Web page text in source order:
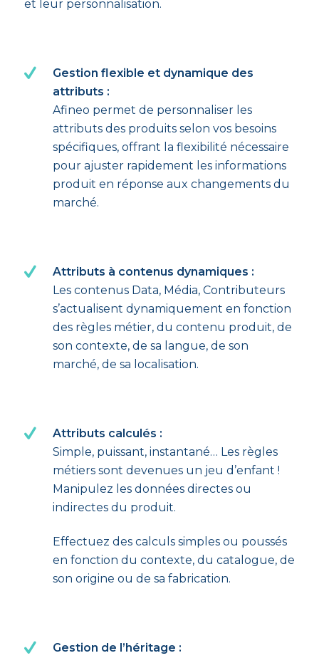
et leur personnalisation.
Gestion flexible et dynamique des
attributs :
Afineo permet de personnaliser les
attributs des produits selon vos besoins
spécifiques, offrant la flexibilité nécessaire
pour ajuster rapidement les informations
produit en réponse aux changements du
marché.
Attributs à contenus dynamiques :
Les contenus Data, Média, Contributeurs
s’actualisent dynamiquement en fonction
des règles métier, du contenu produit, de
son contexte, de sa langue, de son
marché, de sa localisation.
Attributs calculés :
Simple, puissant, instantané… Les règles
métiers sont devenues un jeu d’enfant !
Manipulez les données directes ou
indirectes du produit.
Effectuez des calculs simples ou poussés
en fonction du contexte, du catalogue, de
son origine ou de sa fabrication.
Gestion de l’héritage :